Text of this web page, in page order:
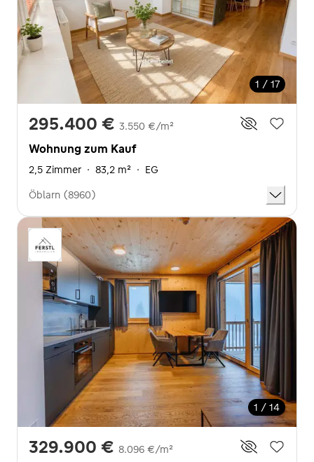
1 / 17
295.400 € 3.550 €/m²
Wohnung zum Kauf
2,5 Zimmer · 83,2 m² · EG
Öblarn (8960)
1 / 14
329.900 € 8.096 €/m²